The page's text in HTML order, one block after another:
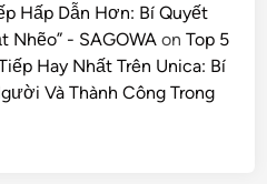
Hấp Dẫn Hơn: Bí Quyết
Nhẽo” - SAGOWA onTop 5
Hay Nhất Trên Unica: Bí
Và Thành Công Trong